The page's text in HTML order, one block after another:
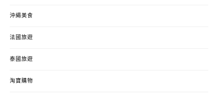
沖繩美食
法國旅遊
泰國旅遊
淘寶購物